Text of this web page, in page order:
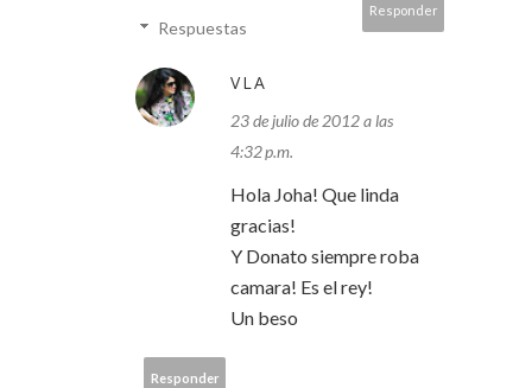
Responder
Respuestas
VLA
23 de julio de 2012 a las
4:32 p.m.
Hola Joha! Que linda
gracias!
Y Donato siempre roba
camara! Es el rey!
Un beso
Responder